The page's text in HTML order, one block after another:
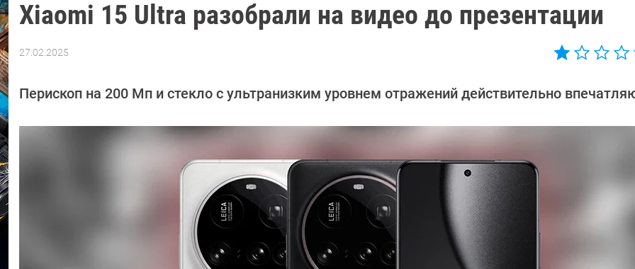
Xiaomi 15 Ultra разобрали на видео до презентации
27.02.2025
Довлатова
Перископ на 200 Мп и стекло с ультранизким уровнем отражений действительно